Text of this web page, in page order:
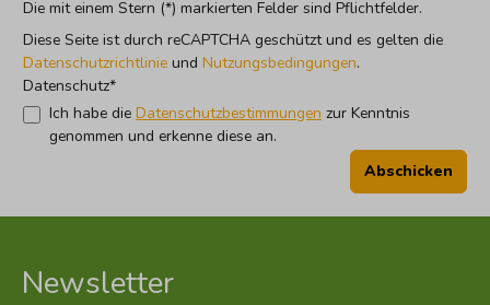
Die mit einem Stern (*) markierten Felder sind Pflichtfelder.
Diese Seite ist durch reCAPTCHA geschützt und es gelten die
Datenschutzrichtlinie und Nutzungsbedingungen.
Datenschutz*
Ich habe die Datenschutzbestimmungen zur Kenntnis
genommen und erkenne diese an.
Abschicken
Newsletter